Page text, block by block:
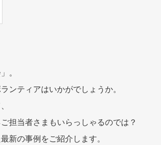
。
ンティアはいかがでしょうか。
担当者さまもいらっしゃるのでは？
新の事例をご紹介します。